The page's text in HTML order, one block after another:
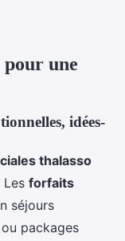
pour une
idées-
thalasso
Les forfaits
séjours
packages